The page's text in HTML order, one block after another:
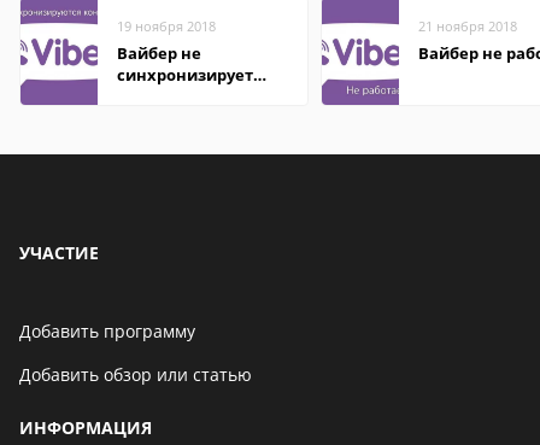
19 ноября 2018
Вайбер не
синхронизирует
21 ноября 2018
Вайбер не
УЧАСТИЕ
Добавить программу
Добавить обзор или статью
ИНФОРМАЦИЯ